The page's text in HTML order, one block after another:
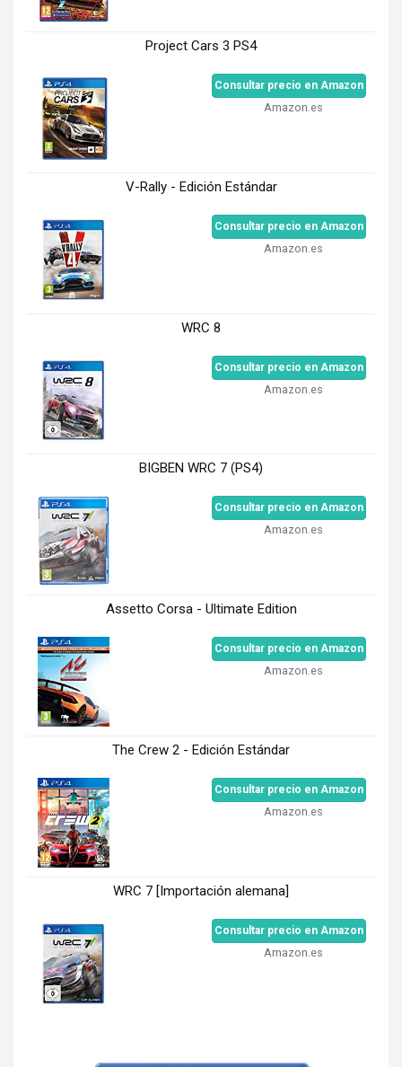
Project Cars 3 PS4
Consultar precio en Amazon
Amazon.es
V-Rally - Edición Estándar
Consultar precio en Amazon
Amazon.es
WRC 8
Consultar precio en Amazon
Amazon.es
BIGBEN WRC 7 (PS4)
Consultar precio en Amazon
Amazon.es
Assetto Corsa - Ultimate Edition
Consultar precio en Amazon
Amazon.es
The Crew 2 - Edición Estándar
Consultar precio en Amazon
Amazon.es
WRC 7 [Importación alemana]
Consultar precio en Amazon
Amazon.es